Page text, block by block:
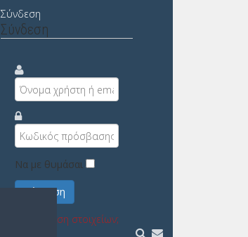
Σύνδεση
Σύνδεση
Να με θυμάσαι
Σύνδεση
Υπενθύμιση στοιχείων;